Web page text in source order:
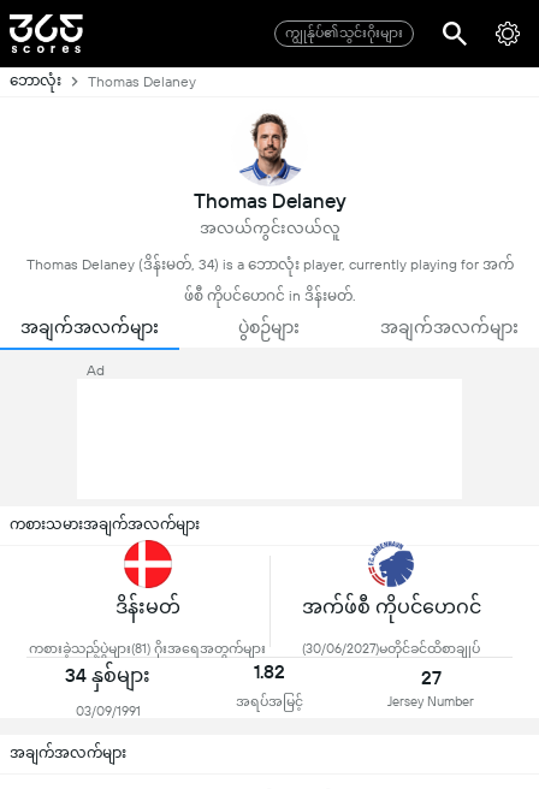
ကျွုန်ုပ်၏သွင်းဂိုးများ
ဘောလုံး Thomas Delaney
Thomas Delaney
အလယ်ကွင်းလယ်လူ
Thomas Delaney (ဒိန်းမတ်, 34) is a ဘောလုံး player, currently playing for အက်
ဖ်စီ ကိုပင်ဟေဂင် in ဒိန်းမတ်.
အချက်အလက်များ ပွဲစဉ်များ အချက်အလက်များ
Ad
ကစားသမားအချက်အလက်များ
ဒိန်းမတ်
ကစားခဲ့သည့်ပွဲများ(81) ဂိုးအရေအတွက်များ
အက်ဖ်စီ ကိုပင်ဟေဂင်
(30/06/2027)မတိုင်ခင်ထိစာချုပ်
34 နှစ်များ
03/09/1991
1.82
အရပ်အမြင့်
27
Jersey Number
အချက်အလက်များ